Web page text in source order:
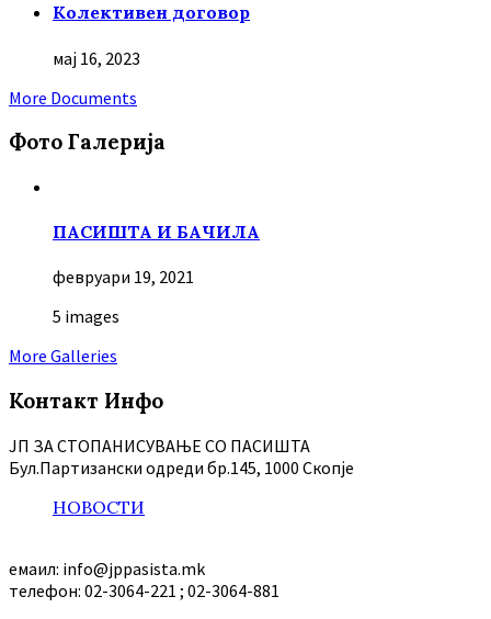
Колективен договор
мај 16, 2023
More Documents
Фото Галерија
ПАСИШТА И БАЧИЛА
февруари 19, 2021
5 images
More Galleries
Контакт Инфо
ЈП ЗА СТОПАНИСУВАЊЕ СО ПАСИШТА
Бул.Партизански oдреди бр.145, 1000 Скопје
НОВОСТИ
емаил: info@jppasista.mk
телефон: 02-3064-221 ; 02-3064-881